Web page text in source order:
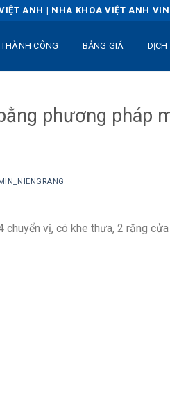
ANH | NHA KHOA VIỆT ANH
CÔNG BẢNG GIÁ DỊCH
phương pháp
chuyển vị, có khe thưa, 2 răng